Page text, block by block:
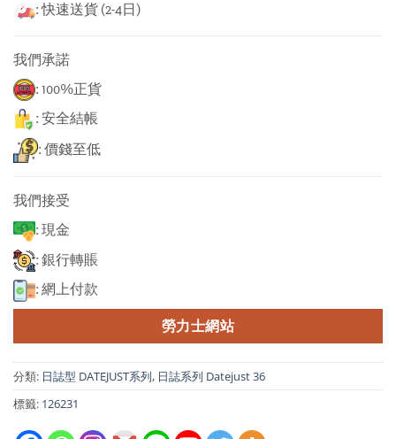
: 快速送貨 (2-4日)
我們承諾
: 100%正貨
: 安全結帳
: 價錢至低
我們接受
: 現金
: 銀行轉賬
: 網上付款
勞力士網站
分類: 日誌型 DATEJUST系列, 日誌系列 Datejust 36
標籤: 126231